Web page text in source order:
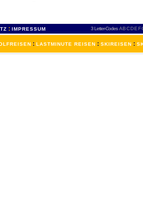
: IMPRESSUM 3 Letter-Codes ABCDEF
: LASTMINUTE REISEN : SKIREISEN :